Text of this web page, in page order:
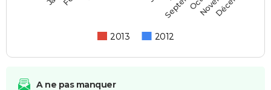
2013 2012
A ne pas manquer